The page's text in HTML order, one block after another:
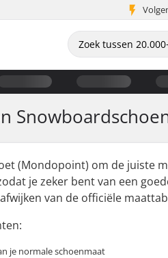
(Mondopoint) om de juiste
je zeker bent van een
van de officiële
je normale schoenmaat